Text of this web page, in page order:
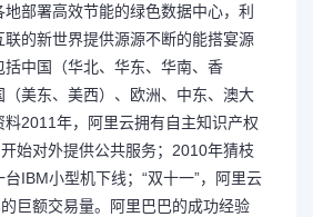
部署高效节能的绿色数据中心，利
联的新世界提供源源不断的能搭宴源
中国（华北、华东、华南、香
美东、美西）、欧洲、中东、澳大
2011年，阿里云拥有自主知识产权
始对外提供公共服务；2010年猜枝
IBM小型机下线；“双十一”，阿里云
巨额交易量。阿里巴巴的成功经验